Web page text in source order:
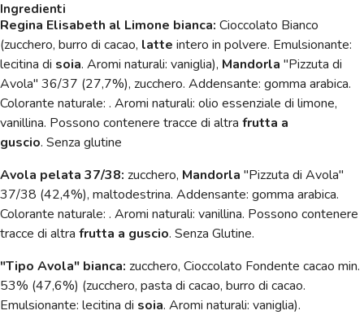
Ingredienti
Regina Elisabeth al Limone bianca: Cioccolato Bianco
(zucchero, burro di cacao, latte intero in polvere. Emulsionante:
lecitina di soia. Aromi naturali: vaniglia), Mandorla "Pizzuta di
Avola" 36/37 (27,7%), zucchero. Addensante: gomma arabica.
Colorante naturale: . Aromi naturali: olio essenziale di limone,
vanillina. Possono contenere tracce di altra frutta a
guscio. Senza glutine
Avola pelata 37/38: zucchero, Mandorla "Pizzuta di Avola"
37/38 (42,4%), maltodestrina. Addensante: gomma arabica.
Colorante naturale: . Aromi naturali: vanillina. Possono contenere
tracce di altra frutta a guscio. Senza Glutine.
"Tipo Avola" bianca: zucchero, Cioccolato Fondente cacao min.
53% (47,6%) (zucchero, pasta di cacao, burro di cacao.
Emulsionante: lecitina di soia. Aromi naturali: vaniglia).